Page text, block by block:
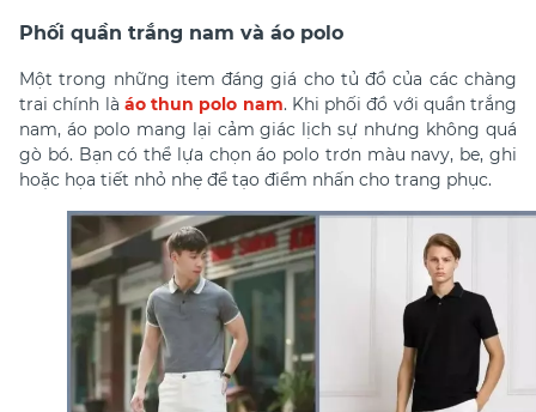
Phối quần trắng nam và áo polo
Một trong những item đáng giá cho tủ đồ của các chàng
trai chính là áo thun polo nam. Khi phối đồ với quần trắng
nam, áo polo mang lại cảm giác lịch sự nhưng không quá
gò bó. Bạn có thể lựa chọn áo polo trơn màu navy, be, ghi
hoặc họa tiết nhỏ nhẹ để tạo điểm nhấn cho trang phục.